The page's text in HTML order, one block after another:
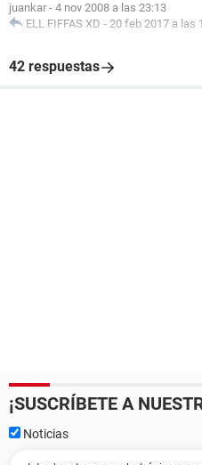
juankar - 4 nov 2008 a las 23:13
ELL FIFFAS XD - 20 feb 2017 a las
42 respuestas
¡SUSCRÍBETE A
Noticias